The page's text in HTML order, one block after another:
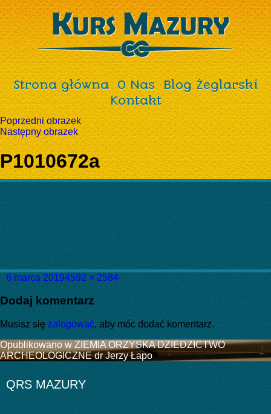
Strona główna O Nas
Blog Żeglarski
Kontakt
Poprzedni obrazek
Następny obrazek
P1010672a
Data
6 marca 2019Pełny
4592 × 2584
Dodaj komentarz
Musisz się zalogować, aby móc dodać komentarz.
Nawigacja
wpisu
Opublikowano w ZIEMIA ORZYSKA DZIEDZICTWO
ARCHEOLOGICZNE dr Jerzy Łapo
QRS MAZURY